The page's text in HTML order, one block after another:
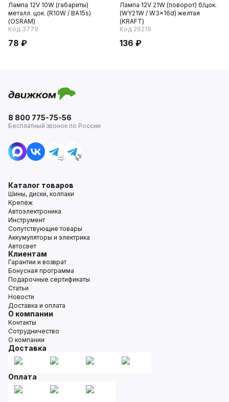
Лампа 12V 10W (габариты)
металл. цок. (R10W / ВА15s)
(OSRAM)
Код 3779
78 ₽
Лампа 12V 21W (поворот) б/цок.
(WY21W / W3x16d) желтая
(KRAFT)
Код 26219
136 ₽
8 800 775-75-56
Бесплатный звонок по России
Каталог товаров
Шины, диски, колпаки
Крепёж
Автоэлектроника
Инструмент
Сопутствующие товары
Аккумуляторы и электрика
Автосвет
Клиентам
Гарантии и возврат
Бонусная программа
Подарочные сертификаты
Статьи
Новости
Доставка и оплата
О компании
Контакты
Сотрудничество
О компании
Доставка
Оплата